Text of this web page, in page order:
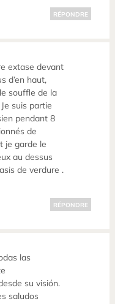
RÉPONDRE
extase devant
d’en haut,
souffle de la
suis partie
pendant 8
de
je garde le
au dessus
de verdure .
RÉPONDRE
las
su visión.
saludos